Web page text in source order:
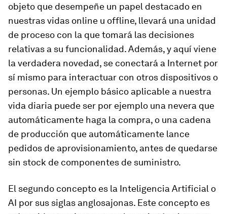
objeto que desempeñe un papel destacado en
nuestras vidas online u offline, llevará una unidad
de proceso con la que tomará las decisiones
relativas a su funcionalidad. Además, y aquí viene
la verdadera novedad, se conectará a Internet por
sí mismo para interactuar con otros dispositivos o
personas. Un ejemplo básico aplicable a nuestra
vida diaria puede ser por ejemplo una nevera que
automáticamente haga la compra, o una cadena
de producción que automáticamente lance
pedidos de aprovisionamiento, antes de quedarse
sin stock de componentes de suministro.
El segundo concepto es la Inteligencia Artificial o
AI por sus siglas anglosajonas. Este concepto es